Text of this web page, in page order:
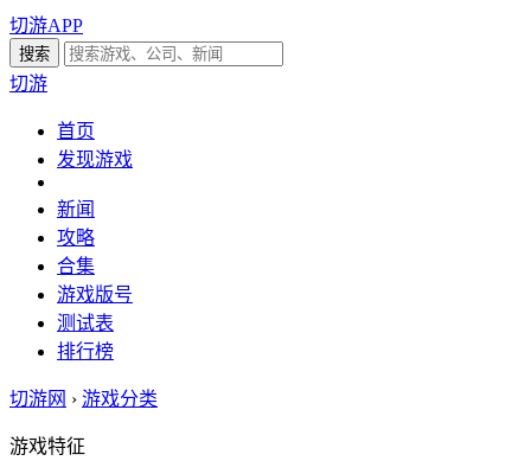
切游APP
切游
首页
发现游戏
新闻
攻略
合集
游戏版号
测试表
排行榜
切游网 › 游戏分类
游戏特征